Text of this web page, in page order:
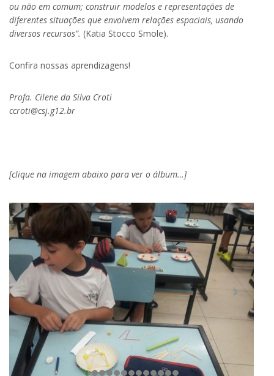
ou não em comum; construir modelos e representações de
diferentes situações que envolvem relações espaciais, usando
diversos recursos”. (Katia Stocco Smole).
Confira nossas aprendizagens!
Profa. Cilene da Silva Croti
ccroti@csj.g12.br
[clique na imagem abaixo para ver o álbum…]